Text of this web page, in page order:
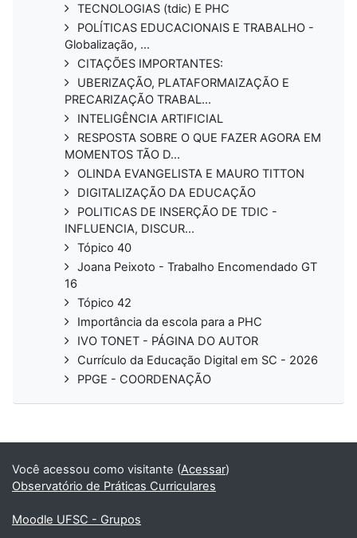
TECNOLOGIAS (tdic) E PHC
POLÍTICAS EDUCACIONAIS E TRABALHO -
Globalização, ...
CITAÇÕES IMPORTANTES:
UBERIZAÇÃO, PLATAFORMAIZAÇÃO E
PRECARIZAÇÃO TRABAL...
INTELIGÊNCIA ARTIFICIAL
RESPOSTA SOBRE O QUE FAZER AGORA EM
MOMENTOS TÃO D...
OLINDA EVANGELISTA E MAURO TITTON
DIGITALIZAÇÃO DA EDUCAÇÃO
POLITICAS DE INSERÇÃO DE TDIC -
INFLUENCIA, DISCUR...
Tópico 40
Joana Peixoto - Trabalho Encomendado GT
16
Tópico 42
Importância da escola para a PHC
IVO TONET - PÁGINA DO AUTOR
Currículo da Educação Digital em SC - 2026
PPGE - COORDENAÇÃO
Você acessou como visitante (Acessar)
Observatório de Práticas Curriculares
Moodle UFSC - Grupos